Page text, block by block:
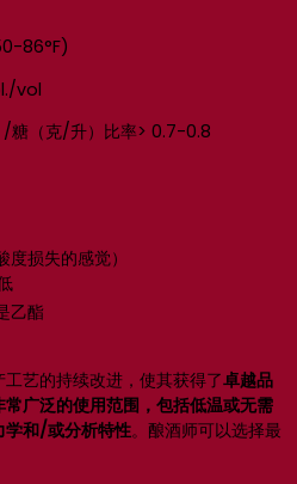
86°F)
vol
糖（克/升）比率> 0.7-0.8
损失的感觉）
乙酯
艺的持续改进，使其获得了卓越品
广泛的使用范围，包括低温或无需
学和/或分析特性。酿酒师可以选择最